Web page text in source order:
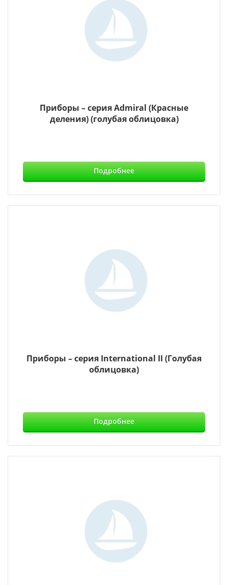
Приборы – серия Admiral (Красные
деления) (голубая облицовка)
Подробнее
Приборы – серия International II (Голубая
облицовка)
Подробнее